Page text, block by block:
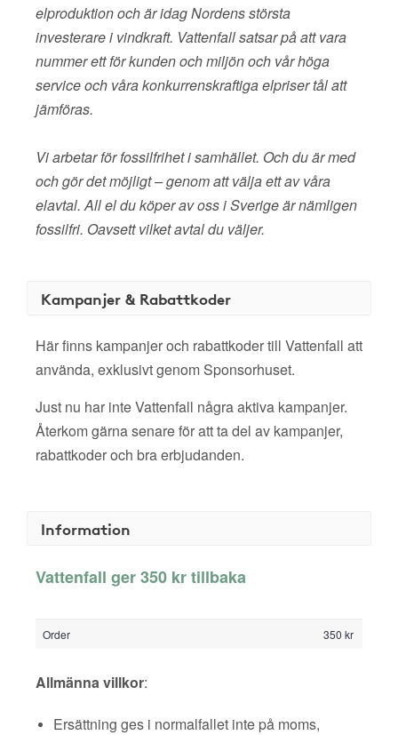
elproduktion och är idag Nordens största
investerare i vindkraft. Vattenfall satsar på att vara
nummer ett för kunden och miljön och vår höga
service och våra konkurrenskraftiga elpriser tål att
jämföras.
Vi arbetar för fossilfrihet i samhället. Och du är med
och gör det möjligt – genom att välja ett av våra
elavtal. All el du köper av oss i Sverige är nämligen
fossilfri. Oavsett vilket avtal du väljer.
Kampanjer & Rabattkoder
Här finns kampanjer och rabattkoder till Vattenfall att
använda, exklusivt genom Sponsorhuset.
Just nu har inte Vattenfall några aktiva kampanjer.
Återkom gärna senare för att ta del av kampanjer,
rabattkoder och bra erbjudanden.
Information
Vattenfall ger 350 kr tillbaka
Order 350 kr
Allmänna villkor:
Ersättning ges i normalfallet inte på moms,